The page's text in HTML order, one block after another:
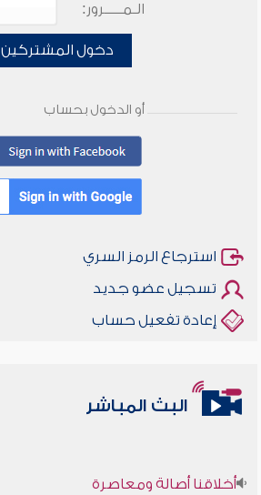
الـمـــــرور:
دخول المشتركين
أو الدخول بحساب
استرجاع الرمز السري
تسجيل عضو جديد
إعادة تفعيل حساب
البث المباشر
أخلاقنا أصالة ومعاصرة